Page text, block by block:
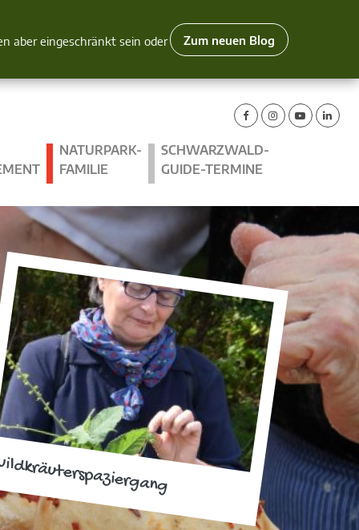
aber eingeschränkt sein oder
Zum neuen Blog
NATURPARK-
FAMILIE
SCHWARZWALD-
GUIDE-TERMINE